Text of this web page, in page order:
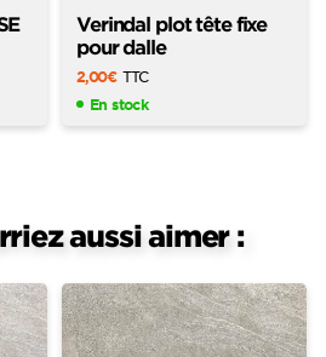
Verindal plot tête fixe
pour dalle
2,00€ TTC
En stock
aussi aimer :